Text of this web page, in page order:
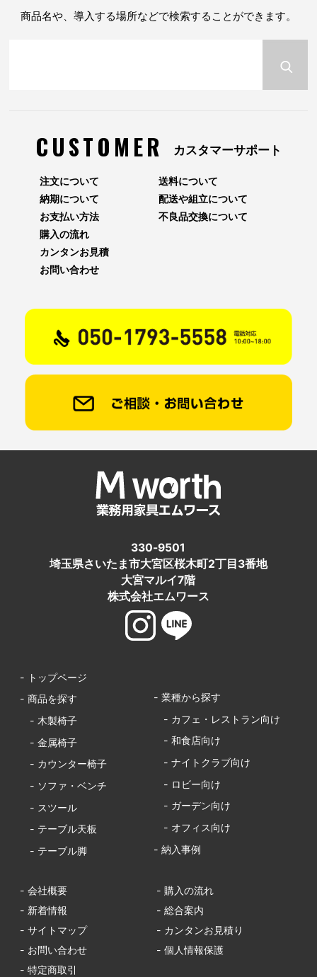
商品名や、導入する場所などで検索することができます。
CUSTOMER カスタマーサポート
注文について
納期について
お支払い方法
送料について
配送や組立について
不良品交換について
購入の流れ
カンタンお見積
お問い合わせ
330-9501
埼玉県さいたま市大宮区桜木町2丁目3番地
大宮マルイ7階
株式会社エムワース
- トップページ
- 商品を探す
- 木製椅子
- 金属椅子
- カウンター椅子
- ソファ・ベンチ
- スツール
- テーブル天板
- テーブル脚
- 業種から探す
- カフェ・レストラン向け
- 和食店向け
- ナイトクラブ向け
- ロビー向け
- ガーデン向け
- オフィス向け
- 納入事例
- 会社概要
- 購入の流れ
- 新着情報
- 総合案内
- サイトマップ
- カンタンお見積り
- お問い合わせ
- 個人情報保護
- 特定商取引